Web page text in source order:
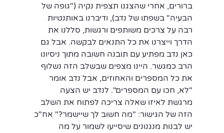
ברורים, אחרי שהצגנו תצפית נקיה ("גופה של
הבעיה" בשפתו של נדב), ודיברנו באותנטיות
רבה על צרכים משותפים ורגשות, סללנו את
הדרך וייצרנו את כל התנאים לבקשה. אבל גם
כאן נדב מפתיע עם תובנה חשובה מתוך ניסיונו
הרב כמגשר. היינו מצפים שבשלב הזה נשלוף
את כל המספרים והאחוזים, אבל נדב אומר
"לא, חכו עם המספרים". לנדב יש הצעה
מרגשת לאיזו שאלה צריכה לפתוח את השלב
הזה של הגישור: "מה חשוב לך שיישמר?" אח"כ
יש לבנות מנגנונים שיסייעו לשמור על מה